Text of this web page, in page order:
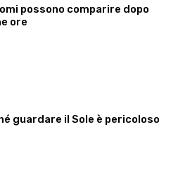
possono comparire dopo
ore
guardare il Sole è pericoloso